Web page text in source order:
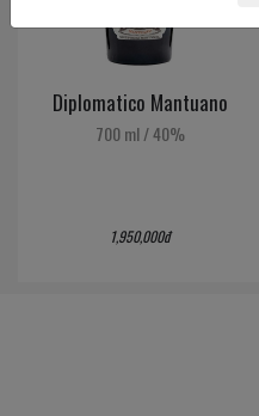
Diplomatico Mantuano
700 ml/40%
1,950,000đ